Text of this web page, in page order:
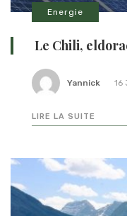
Energie
Le Chili,
Yannick 16
LIRE LA SUITE